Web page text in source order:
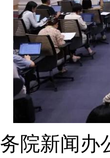
院新闻办